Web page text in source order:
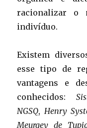
racionalizar o
indivíduo.
Existem
esse tipo de
vantagens e
conhecidos:
NGSQ, Henry
Meurgey de